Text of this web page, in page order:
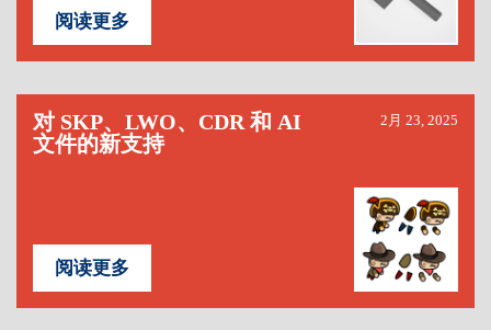
阅读更多
对 SKP、LWO、CDR 和 AI
文件的新支持
2月 23, 2025
阅读更多